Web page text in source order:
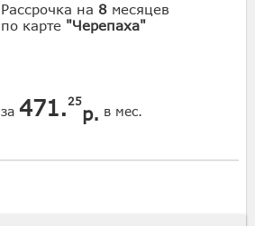
Рассрочка на 8 месяцев
по карте "Черепаха"
за 471. 25
р. в мес.